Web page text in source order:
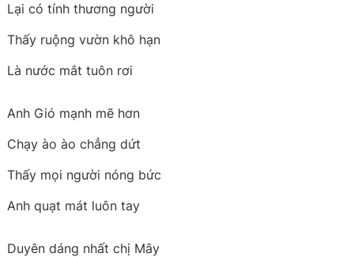
Lại có tính thương người
Thấy ruộng vườn khô hạn
Là nước mắt tuôn rơi
Anh Gió mạnh mẽ hơn
Chạy ào ào chẳng dứt
Thấy mọi người nóng bức
Anh quạt mát luôn tay
Duyên dáng nhất chị Mây